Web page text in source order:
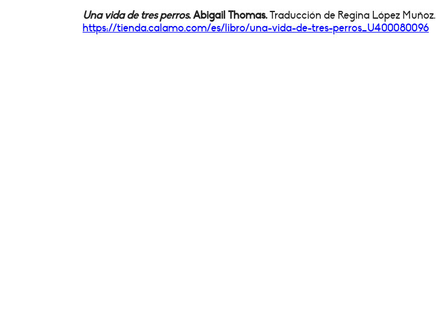
Una vida de tres perros. Abigail Thomas.Traducción de Regina López Muñoz.
https://tienda.calamo.com/es/ libro/una-vida-de-tres-perros_U400080096